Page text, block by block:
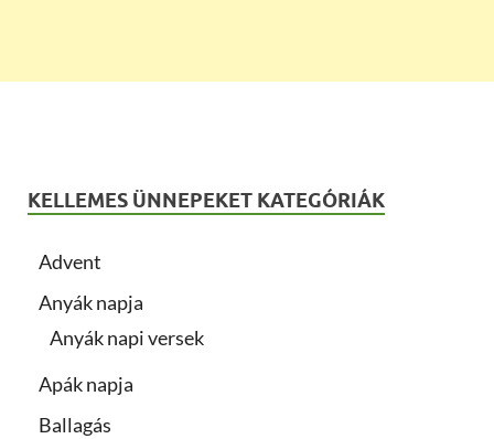
KELLEMES ÜNNEPEKET KATEGÓRIÁK
Advent
Anyák napja
Anyák napi versek
Apák napja
Ballagás